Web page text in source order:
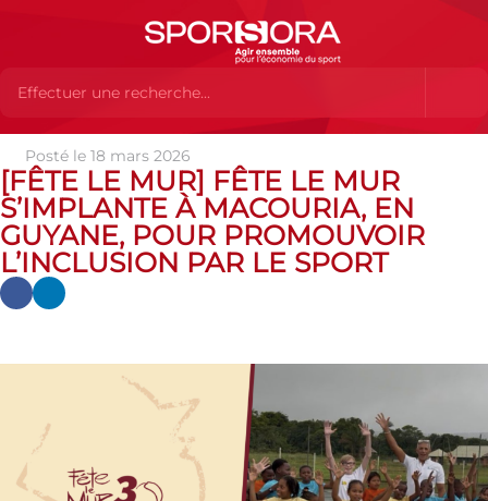
Actualités Actualités
Mur] Fête le Mur s’implante à Macouria, en Guyane, pour promouvoir
l’inclusion par le sport
Posté le 18 mars 2026
[FÊTE LE MUR] FÊTE LE MUR
S’IMPLANTE À MACOURIA, EN
GUYANE, POUR PROMOUVOIR
L’INCLUSION PAR LE SPORT